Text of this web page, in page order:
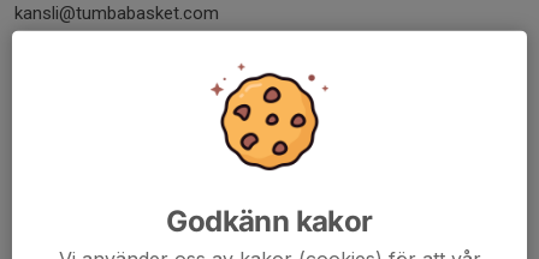
kansli@tumbabasket.com
En närmare presentation av Maria och hennes roll kommer
Godkänn kakor